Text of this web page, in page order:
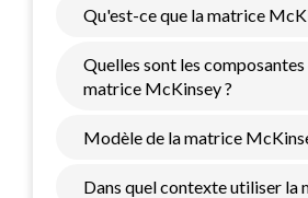
Qu'est-ce que la matrice
Quelles sont les composantes
matrice McKinsey ?
Modèle de la matrice
Dans quel contexte utiliser la